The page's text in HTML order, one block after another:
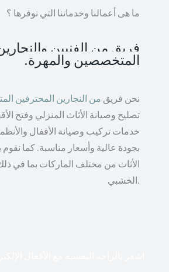
ما هى أعمالنا وخدماتنا التي نوفرها ؟
فريق من الفنيين
المتخصصين والمهرة.
نحن فريق من النجارين المحترفين
تصليح وصيانة الأثاث المنزلي وفتح
خدمات تركيب وصيانة الأقفال
بجودة عالية وأسعار مناسبة. كما
الأثاث من مختلف الماركات بما في ذلك
الخشبي.